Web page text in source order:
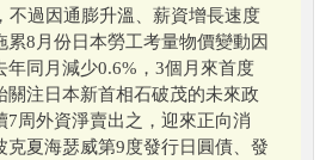
不過因通膨升溫、薪資增長速度
累8月份日本勞工考量物價變動因
年同月減少0.6%，3個月來首度
關注日本新首相石破茂的未來政
7周外資淨賣出之，迎來正向消
克夏海瑟威第9度發行日圓債、發